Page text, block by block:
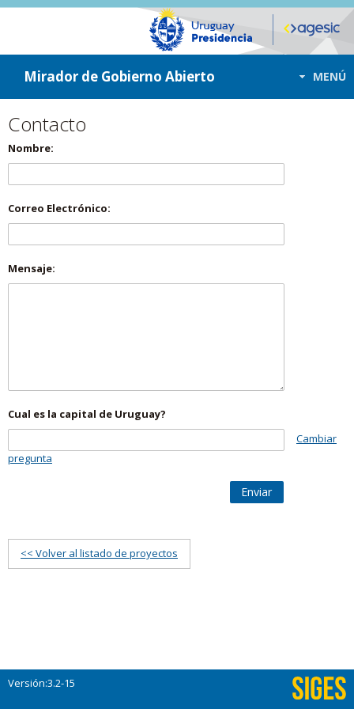
ir a contenido
ir al menú
Mirador de Gobierno Abierto MENÚ
Contacto
Nombre:
Correo Electrónico:
Mensaje:
Cual es la capital de Uruguay?
Cambiar
pregunta
Enviar
<< Volver al listado de proyectos
Versión:3.2-15